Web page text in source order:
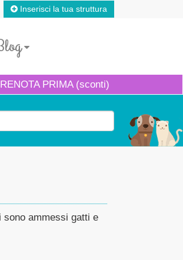
Inserisci la tua struttura
PRIMA (sconti)
sono ammessi gatti e